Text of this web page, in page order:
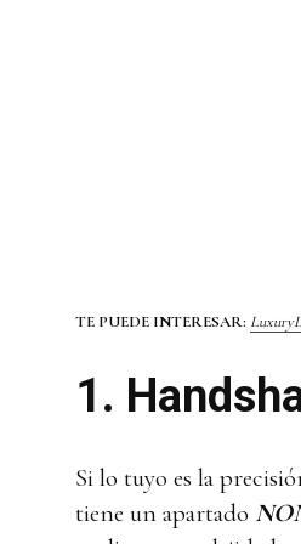
TE PUEDE INTERESAR:
1.
Si lo tuyo es la
tiene un apartado